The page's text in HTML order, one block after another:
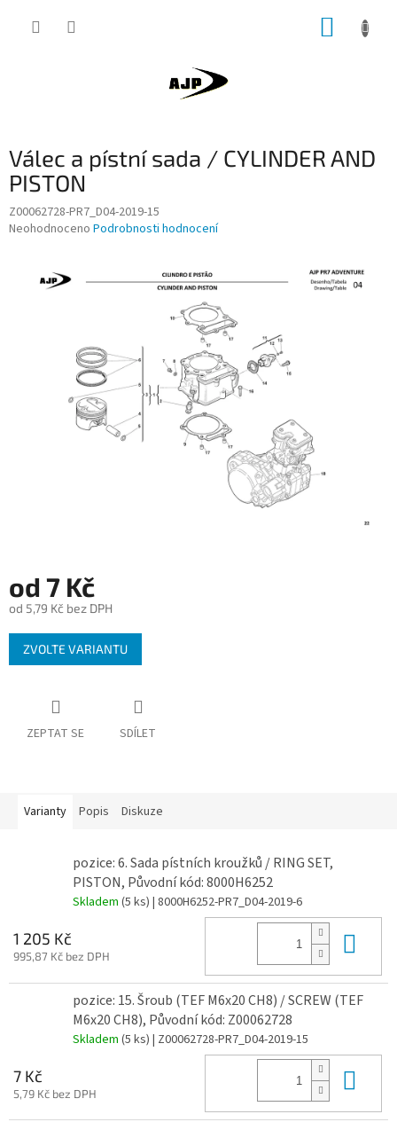
Válec a pístní sada / CYLINDER AND
PISTON
Z00062728-PR7_D04-2019-15
Průměrné
Neohodnoceno Podrobnosti hodnocení
od 7 Kč
od 5,79 Kč bez DPH
Měrná
cena:
ZVOLTE VARIANTU
ZEPTAT SE SDÍLET
Varianty Popis Diskuze
pozice: 6. Sada pístních kroužků / RING SET,
PISTON, Původní kód: 8000H6252
Skladem (5 ks) | 8000H6252-PR7_D04-2019-6
1 205 Kč
995,87 Kč bez DPH
pozice: 15. Šroub (TEF M6x20 CH8) / SCREW (TEF
M6x20 CH8), Původní kód: Z00062728
Skladem (5 ks) | Z00062728-PR7_D04-2019-15
7 Kč
5,79 Kč bez DPH